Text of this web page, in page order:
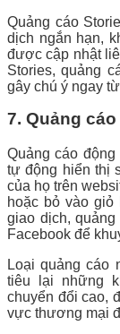
Quảng cáo
dịch ngắn hạn,
được cập nhật
Stories, quảng
gây chú ý ngay
7. Quảng
Quảng cáo
tự động hiển thị
của họ trên
hoặc bỏ vào
giao dịch,
Facebook để
Loại quảng cáo
tiêu lại những
chuyển đổi cao,
vực thương mại